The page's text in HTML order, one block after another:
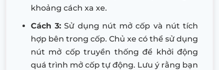
khoảng cách xa xe.
Cách 3: Sử dụng nút mở cốp và nút tích
hợp bên trong cốp. Chủ xe có thể sử dụng
nút mở cốp truyền thống để khởi động
quá trình mở cốp tự động. Lưu ý rằng bạn